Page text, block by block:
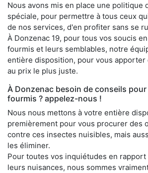
Nous avons mis en place une politique
spéciale, pour permettre à tous ceux
de nos services, d'en profiter sans se
À Donzenac 19, pour tous vos soucis
fourmis et leurs semblables, notre
entière disposition, pour vous
au prix le plus juste.
À Donzenac besoin de conseils
fourmis ? appelez-nous !
Nous nous mettons à votre entière
premièrement pour vous procurer des
contre ces insectes nuisibles, mais
les éliminer.
Pour toutes vos inquiétudes en
leurs nuisances, nous sommes